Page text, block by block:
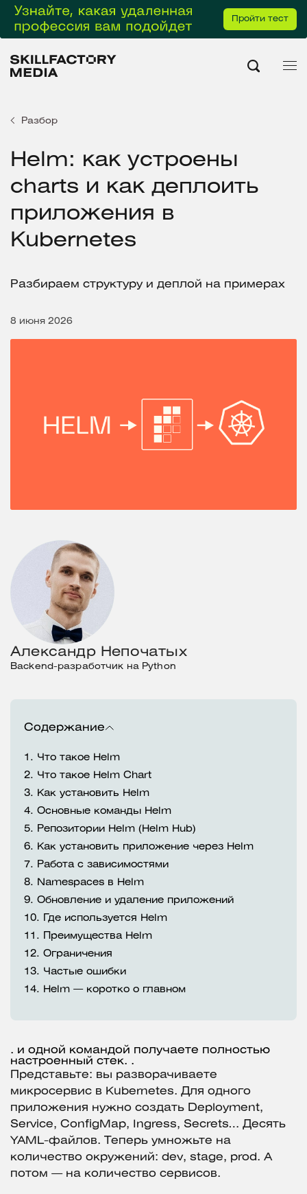
Пройти тест
Разбор
Helm: как устроены
charts и как деплоить
приложения в
Kubernetes
Разбираем структуру и деплой на примерах
8 июня 2026
Содержание
1. Что такое Helm
2. Что такое Helm Chart
3.
Как установить Helm
4. Основные команды Helm
5.
Репозитории Helm (Helm Hub)
6.
Как установить приложение через Helm
7.
Работа с зависимостями
8.
Namespaces в Helm
9. Обновление и удаление приложений
10.
Где используется Helm
11.
Преимущества Helm
12. Ограничения
13. Частые ошибки
14.
Helm — коротко о главном
Александр Непочатых
Backend-разработчик на Python
. и одной командой получаете полностью
настроенный стек. .
Представьте: вы разворачиваете
микросервис в Kubernetes. Для одного
приложения нужно создать Deployment,
Service, ConfigMap, Ingress, Secrets… Десять
YAML-файлов. Теперь умножьте на
количество окружений: dev, stage, prod. А
потом — на количество сервисов.